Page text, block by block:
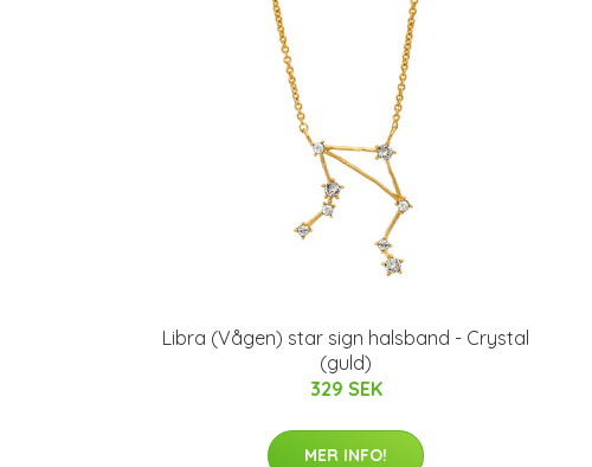
Libra (Vågen) star sign halsband - Crystal
(guld)
329 SEK
MER INFO!